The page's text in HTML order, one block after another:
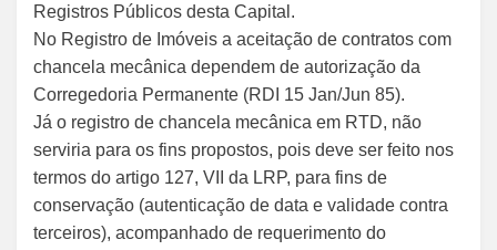
Registros Públicos desta Capital.
No Registro de Imóveis a aceitação de contratos com
chancela mecânica dependem de autorização da
Corregedoria Permanente (RDI 15 Jan/Jun 85).
Já o registro de chancela mecânica em RTD, não
serviria para os fins propostos, pois deve ser feito nos
termos do artigo 127, VII da LRP, para fins de
conservação (autenticação de data e validade contra
terceiros), acompanhado de requerimento do